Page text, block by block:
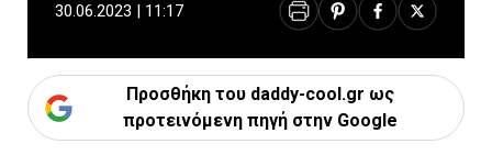
30.06.2023 | 11:17
Προσθήκη του daddy-cool.gr ως
προτεινόμενη πηγή στην Google